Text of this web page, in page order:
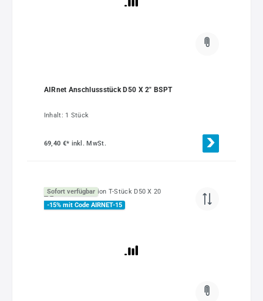
AIRnet Anschlussstück D50 X 2" BSPT
Inhalt: 1 Stück
69,40 €* inkl. MwSt.
Sofort verfügbar
-15% mit Code AIRNET-15